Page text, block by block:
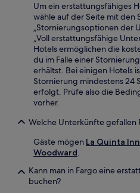
Um ein erstattungsfähiges
wähle auf der Seite mit den
„Stornierungsoptionen der
„Voll erstattungsfähige
Hotels ermöglichen die
du im Falle einer
erhältst. Bei einigen Hotels
Stornierung mindestens 24
erfolgt. Prüfe also die
vorher.
Welche Unterkünfte gefallen
Gäste mögen La Quinta
Woodward.
Kann man in Fargo eine
buchen?